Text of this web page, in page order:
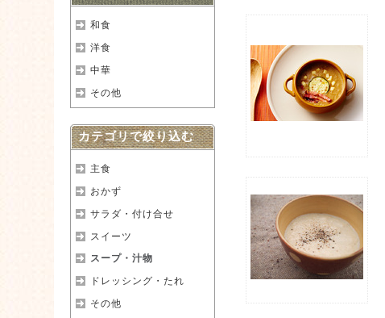
和食
洋食
中華
その他
カテゴリで絞り込む
主食
おかず
サラダ・付け合せ
スイーツ
スープ・汁物
ドレッシング・たれ
その他